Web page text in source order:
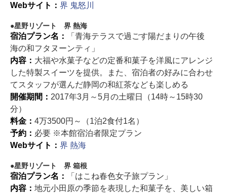
Webサイト： 界 鬼怒川
星野リゾート 界 熱海
宿泊プラン名：
「青海テラスで過ごす陽だまりの午後
海の和フタヌーンティ」
内容： 大福や水菓子などの定番和菓子を洋風にアレンジ
した特製スイーツを提供。また、宿泊者の好みに合わせ
てスタッフが選んだ静岡の和紅茶なども楽しめる
開催期間： 2017年3月～5月の土曜日（14時～15時30
分）
料金： 4万3500円～（1泊2食付1名）
予約： 必要 ※本館宿泊者限定プラン
Webサイト： 界 熱海
星野リゾート 界 箱根
宿泊プラン名：
「はこね春色女子旅プラン」
内容： 地元小田原の季節を表現した和菓子を、美しい箱